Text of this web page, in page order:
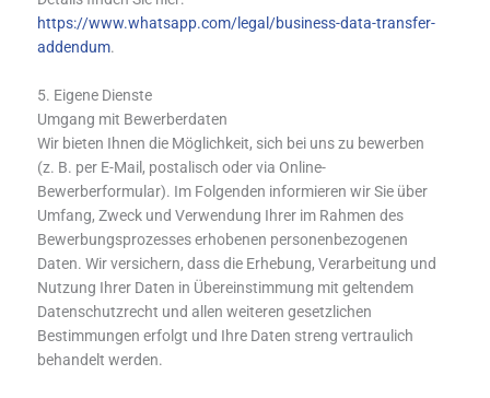
https://www.whatsapp.com/legal/business-data-transfer-
addendum.
5. Eigene Dienste
Umgang mit Bewerberdaten
Wir bieten Ihnen die Möglichkeit, sich bei uns zu bewerben
(z. B. per E-Mail, postalisch oder via Online-
Bewerberformular). Im Folgenden informieren wir Sie über
Umfang, Zweck und Verwendung Ihrer im Rahmen des
Bewerbungsprozesses erhobenen personenbezogenen
Daten. Wir versichern, dass die Erhebung, Verarbeitung und
Nutzung Ihrer Daten in Übereinstimmung mit geltendem
Datenschutzrecht und allen weiteren gesetzlichen
Bestimmungen erfolgt und Ihre Daten streng vertraulich
behandelt werden.